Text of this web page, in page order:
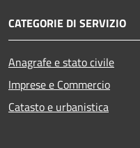
CATEGORIE DI SERVIZIO
Anagrafe e stato civile
Imprese e Commercio
Catasto e urbanistica